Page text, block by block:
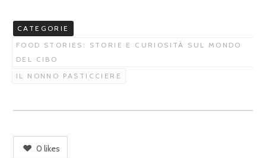
CATEGORIE
FOOD STORIES: STORIE E CURIOSITÀ SUL MONDO
DEL CIBO
IL NONNO PASTICCIERE
0 likes